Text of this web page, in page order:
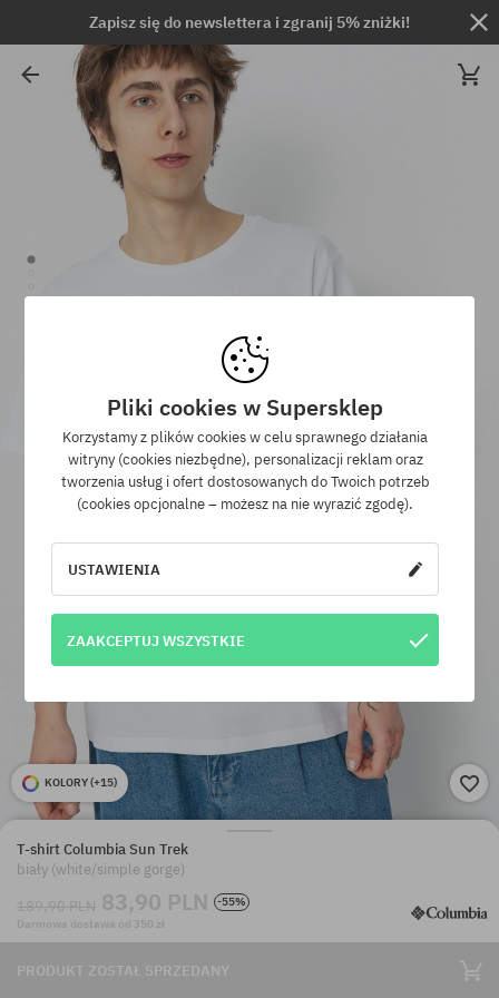
Zapisz się do newslettera i zgranij 5% zniżki!
KOLORY (+15)
T-shirt Columbia Sun Trek
biały (white/simple gorge)
189,90 PLN 83,90 PLN
-55%
Darmowa dostawa od 350 zł
PRODUKT ZOSTAŁ SPRZEDANY
Pliki cookies w Supersklep
Korzystamy z plików cookies w celu sprawnego działania
witryny (cookies niezbędne), personalizacji reklam oraz
tworzenia usług i ofert dostosowanych do Twoich potrzeb
(cookies opcjonalne – możesz na nie wyrazić zgodę).
USTAWIENIA
ZAAKCEPTUJ WSZYSTKIE